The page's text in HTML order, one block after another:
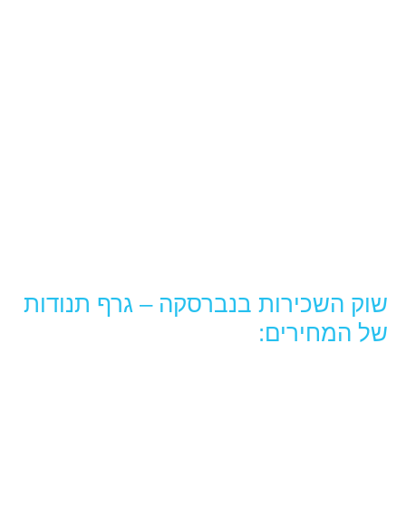
שוק השכירות בנברסקה – גרף תנודות
של המחירים: